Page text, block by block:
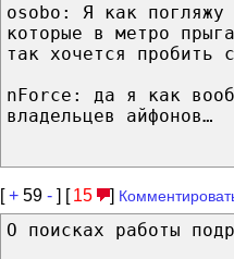
osobo: Я как погляжу
которые в метро
так хочется пробить
nForce: да я как
владельцев айфонов…
[+ 59 - ] [ 15 ]
О поисках работы